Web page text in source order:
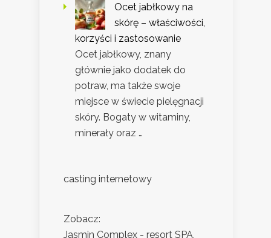
Ocet jabłkowy na
skórę – właściwości,
korzyści i zastosowanie
Ocet jabłkowy, znany
głównie jako dodatek do
potraw, ma także swoje
miejsce w świecie pielęgnacji
skóry. Bogaty w witaminy,
minerały oraz …
casting internetowy
Zobacz:
Jasmin Complex - resort SPA,